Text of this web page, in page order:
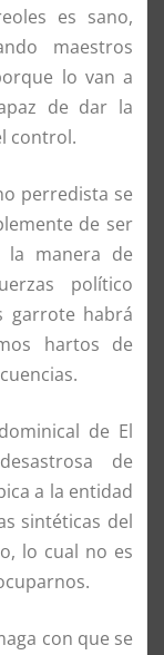
es sano,
maestros
lo van a
de dar la
control.
perredista se
de ser
la manera de
político
garrote habrá
hartos de
de El
de
a la entidad
sintéticas del
lo cual no es
con que se